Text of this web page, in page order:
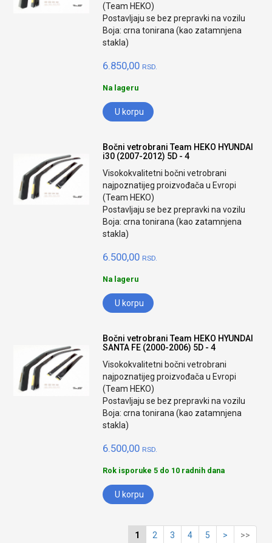
(Team HEKO)
Postavljaju se bez prepravki na vozilu
Boja: crna tonirana (kao zatamnjena
stakla)
6.850,00 RSD.
Na lageru
U korpu
Bočni vetrobrani Team HEKO HYUNDAI
i30 (2007-2012) 5D - 4
Visokokvalitetni bočni vetrobrani
najpoznatijeg proizvođača u Evropi
(Team HEKO)
Postavljaju se bez prepravki na vozilu
Boja: crna tonirana (kao zatamnjena
stakla)
6.500,00 RSD.
Na lageru
U korpu
Bočni vetrobrani Team HEKO HYUNDAI
SANTA FE (2000-2006) 5D - 4
Visokokvalitetni bočni vetrobrani
najpoznatijeg proizvođača u Evropi
(Team HEKO)
Postavljaju se bez prepravki na vozilu
Boja: crna tonirana (kao zatamnjena
stakla)
6.500,00 RSD.
Rok isporuke 5 do 10 radnih dana
U korpu
1 2 3 4 5 > >>